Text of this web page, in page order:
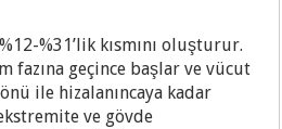
%31’lik kısmını oluşturur.
fazına geçince başlar ve vücut
ile hizalanıncaya kadar
ve gövde